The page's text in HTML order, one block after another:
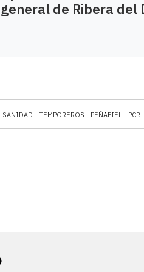
SANIDAD TEMPOREROS PEÑAFIEL PCR
de Ribera del